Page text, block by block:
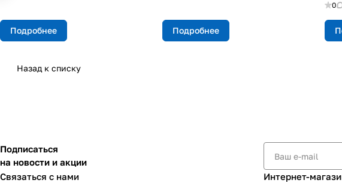
Подробнее Подробнее
0
Назад к списку
Подписаться
на новости и акции
Связаться с нами
Интернет-